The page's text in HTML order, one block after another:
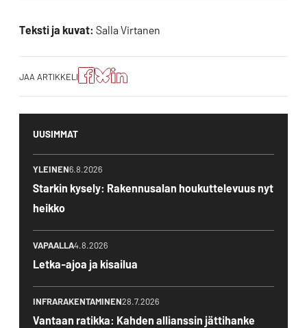
Teksti ja kuvat: Salla Virtanen
JAA ARTIKKELI
Jaa
artikkeli
Facebookissa
Jaa
artikkeli
Blueskyssa
Jako:
Jaa
artikkeli
LinkedIn:ssä
UUSIMMAT
YLEINEN6.8.2026
Starkin kysely: Rakennusalan houkuttelevuus nyt
heikko
VAPAALLA4.8.2026
Letka-ajoa ja kisailua
INFRARAKENTAMINEN28.7.2026
Vantaan ratikka: Kahden allianssin jättihanke